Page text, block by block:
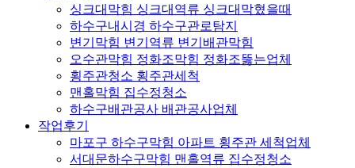
싱크대막힘 싱크대역류 싱크대막혔을때
하수구내시경 하수구관로탐지
변기막힘 변기역류 변기배관막힘
오수관막힘 정화조막힘 정화조뚫는업체
횡주관청소 횡주관세척
맨홀막힘 집수정청소
하수구배관공사 배관공사업체
작업후기
마포구 하수구막힘 아파트 횡주관 세척업체
서대문하수구막힘 맨홀역류 집수정청소